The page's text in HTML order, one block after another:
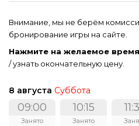
Внимание, мы не берём
бронирование игры на сайте.
Нажмите на желаемое время
/ узнать окончательную цену.
8 августа Суббота
09:00
Занято
10:15
Занято